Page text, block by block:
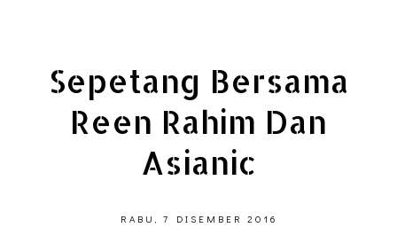
Sepetang Bersama
Reen Rahim Dan
Asianic
RABU, 7 DISEMBER 2016